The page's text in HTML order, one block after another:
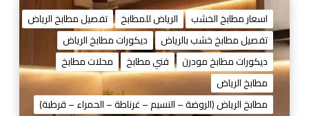
خ
خ
اسعار مطابخ الخشب الرياض للمطابخ
تفصيل مطابخ الرياض
تفصيل مطابخ خشب بالرياض
ديكورات مطابخ الرياض
ديكورات مطابخ مودرن
فني مطابخ
محلات مطابخ
مطابخ الرياض
مطابخ الرياض (الروضة – النسيم – غرناطة – الحمراء – قرطبة)